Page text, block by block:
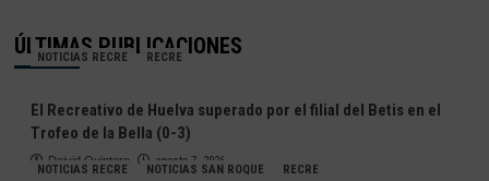
ÚLTIMAS PUBLICACIONES
NOTICIAS RECRE RECRE
El Recreativo de Huelva superado por el filial del Betis en el
Trofeo de la Bella (0-3)
Deivid Quintero agosto 7, 2026
NOTICIAS RECRE NOTICIAS SAN ROQUE
RECRE